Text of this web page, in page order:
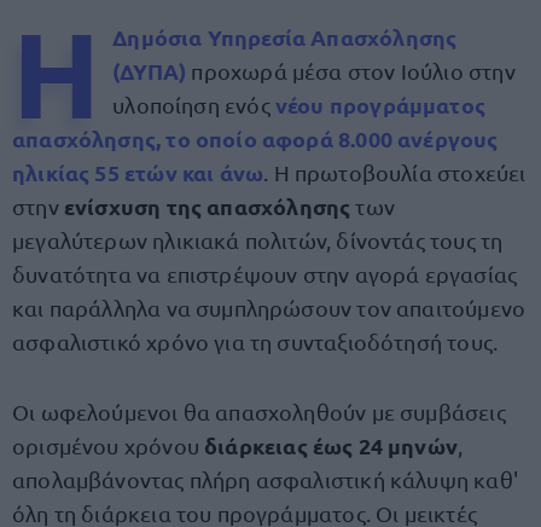
Η
Δημόσια Υπηρεσία Απασχόλησης
(ΔΥΠΑ) προχωρά μέσα στον Ιούλιο στην
υλοποίηση ενόςνέου προγράμματος
απασχόλησης, το οποίο αφορά 8.000 ανέργους
ηλικίας 55 ετών και άνω . Η πρωτοβουλία στοχεύει
στην ενίσχυση της απασχόλησης των
μεγαλύτερων ηλικιακά πολιτών, δίνοντάς τους τη
δυνατότητα να επιστρέψουν στην αγορά εργασίας
και παράλληλα να συμπληρώσουν τον απαιτούμενο
ασφαλιστικό χρόνο για τη συνταξιοδότησή τους.
Οι ωφελούμενοι θα απασχοληθούν με συμβάσεις
ορισμένου χρόνου διάρκειας έως 24 μηνών
απολαμβάνοντας πλήρη ασφαλιστική κάλυψη καθ'
όλη τη διάρκεια του προγράμματος. Οι μεικτές